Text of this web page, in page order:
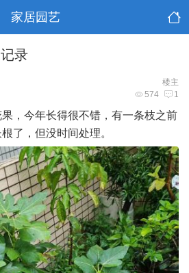
家居园艺
录
楼主
574 1
，今年长得很不错，有一条枝之前
了，但没时间处理。